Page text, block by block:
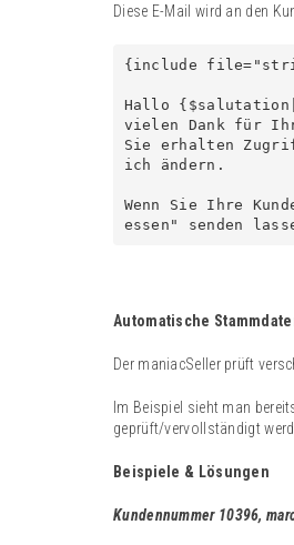
Diese E-Mail wird an den
{include
Hallo
vielen Dank für
Sie erhalten
ich ändern.
Wenn Sie Ihre
essen" senden
Automatische
Der maniacSeller prüft
Im Beispiel sieht man
geprüft/vervollständigt
Beispiele & Lösungen
Kundennummer 10396,